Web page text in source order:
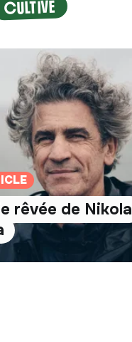
CULTIVE
rêvée de Nikola